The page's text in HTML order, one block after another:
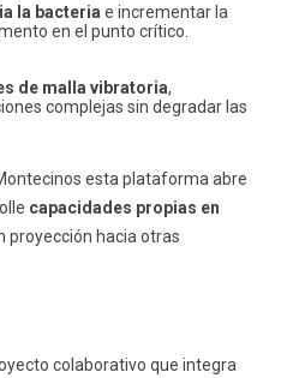
la bacteria e incrementar la
en el punto crítico.
de malla vibratoria,
complejas sin degradar las
esta plataforma abre
capacidades propias en
proyección hacia otras
colaborativo que integra